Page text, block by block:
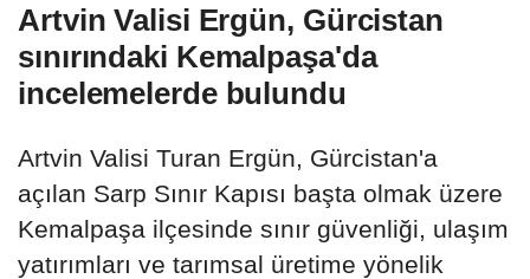
Artvin Valisi Ergün, Gürcistan
sınırındaki Kemalpaşa'da
incelemelerde bulundu
Artvin Valisi Turan Ergün, Gürcistan'a
açılan Sarp Sınır Kapısı başta olmak üzere
Kemalpaşa ilçesinde sınır güvenliği, ulaşım
yatırımları ve tarımsal üretime yönelik